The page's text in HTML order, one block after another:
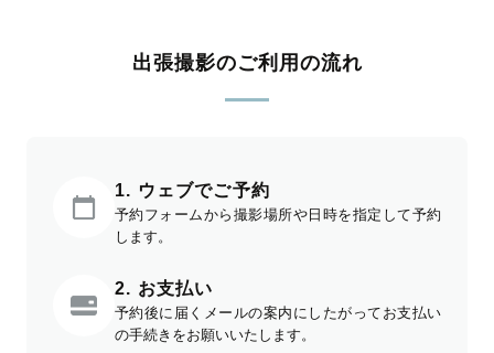
出張撮影のご利用の流れ
1. ウェブでご予約
予約フォームから撮影場所や日時を指定して予約
します。
2. お支払い
予約後に届くメールの案内にしたがってお支払い
の手続きをお願いいたします。